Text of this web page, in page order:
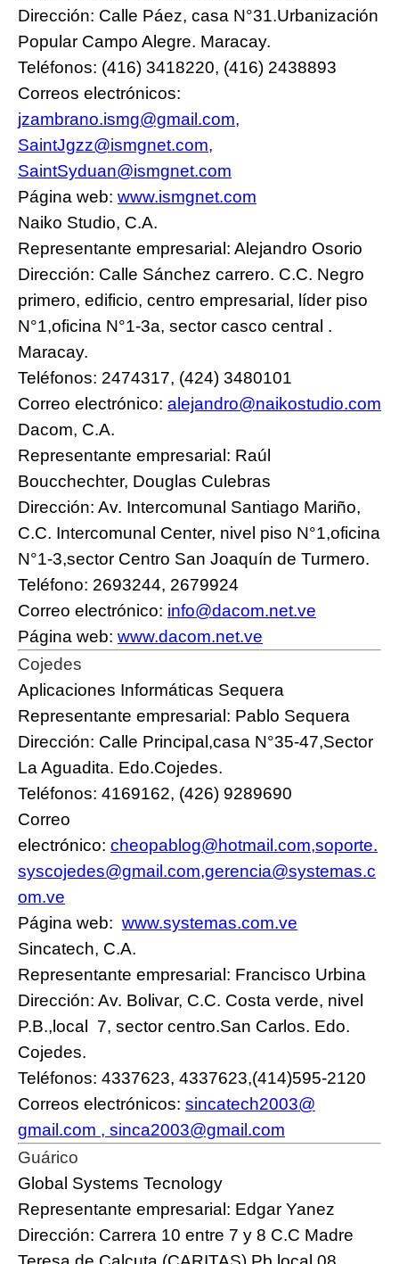
Dirección: Calle Páez, casa N°31.Urbanización
Popular Campo Alegre. Maracay.
Teléfonos: (416) 3418220, (416) 2438893
Correos electrónicos:
jzambrano.ismg@gmail.com,
SaintJgzz@ismgnet.com,
SaintSyduan@ismgnet.com
Página web: www.ismgnet.com
Naiko Studio, C.A.
Representante empresarial: Alejandro Osorio
Dirección: Calle Sánchez carrero. C.C. Negro
primero, edificio, centro empresarial, líder piso
N°1,oficina N°1-3a, sector casco central .
Maracay.
Teléfonos: 2474317, (424) 3480101
Correo electrónico: alejandro@naikostudio.com
Dacom, C.A.
Representante empresarial: Raúl
Boucchechter, Douglas Culebras
Dirección: Av. Intercomunal Santiago Mariño,
C.C. Intercomunal Center, nivel piso N°1,oficina
N°1-3,sector Centro San Joaquín de Turmero.
Teléfono: 2693244, 2679924
Correo electrónico: info@dacom.net.ve
Página web: www.dacom.net.ve
Cojedes
Aplicaciones Informáticas Sequera
Representante empresarial: Pablo Sequera
Dirección: Calle Principal,casa N°35-47,Sector
La Aguadita. Edo.Cojedes.
Teléfonos: 4169162, (426) 9289690
Correo
electrónico: cheopablog@hotmail.com,soporte.
syscojedes@gmail.com,gerencia@systemas.c
om.ve
Página web: www.systemas.com.ve
Sincatech, C.A.
Representante empresarial: Francisco Urbina
Dirección: Av. Bolivar, C.C. Costa verde, nivel
P.B.,local 7, sector centro.San Carlos. Edo.
Cojedes.
Teléfonos: 4337623, 4337623,(414)595-2120
Correos electrónicos: sincatech2003@
gmail.com , sinca2003@gmail.com
Guárico
Global Systems Tecnology
Representante empresarial: Edgar Yanez
Dirección: Carrera 10 entre 7 y 8 C.C Madre